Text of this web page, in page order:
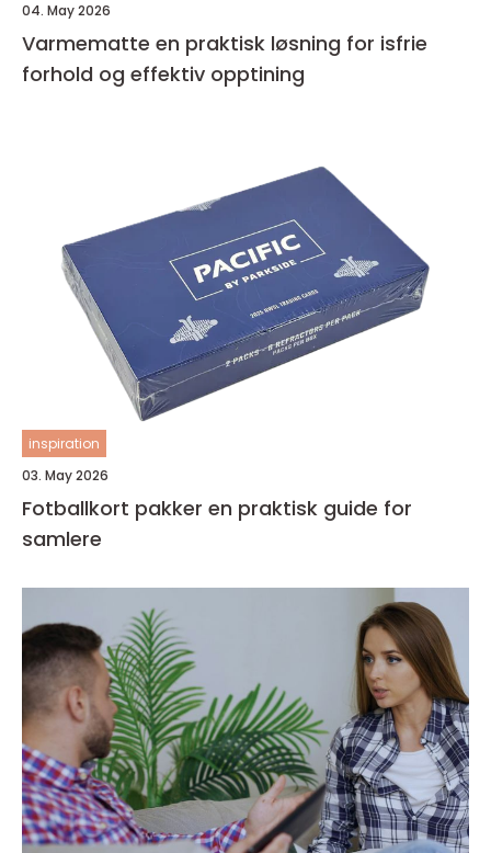
04. May 2026
Varmematte en praktisk løsning for isfrie
forhold og effektiv opptining
inspiration
03. May 2026
Fotballkort pakker en praktisk guide for
samlere